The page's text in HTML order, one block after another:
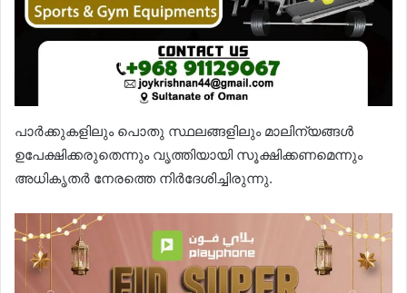
പാർക്കുകളിലും പൊതു സ്ഥലങ്ങളിലും മാലിന്യങ്ങൾ
ഉപേക്ഷിക്കരുതെന്നും വൃത്തിയായി സൂക്ഷിക്കണമെന്നും
അധികൃതർ നേരത്തെ നിർദേശിച്ചിരുന്നു.